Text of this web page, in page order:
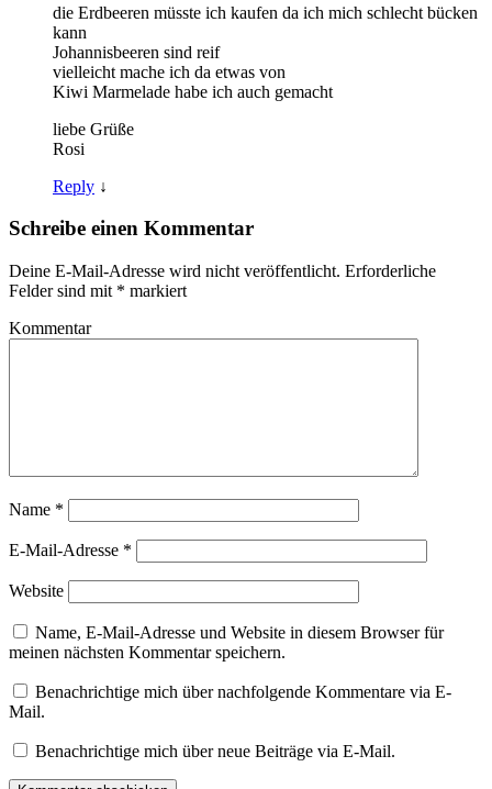
die Erdbeeren müsste ich kaufen da ich mich schlecht bücken
kann
Johannisbeeren sind reif
vielleicht mache ich da etwas von
Kiwi Marmelade habe ich auch gemacht
liebe Grüße
Rosi
Reply ↓
Schreibe einen Kommentar
Deine E-Mail-Adresse wird nicht veröffentlicht. Erforderliche
Felder sind mit * markiert
Kommentar
Name *
E-Mail-Adresse *
Website
Name, E-Mail-Adresse und Website in diesem Browser für
meinen nächsten Kommentar speichern.
Benachrichtige mich über nachfolgende Kommentare via E-
Mail.
Benachrichtige mich über neue Beiträge via E-Mail.